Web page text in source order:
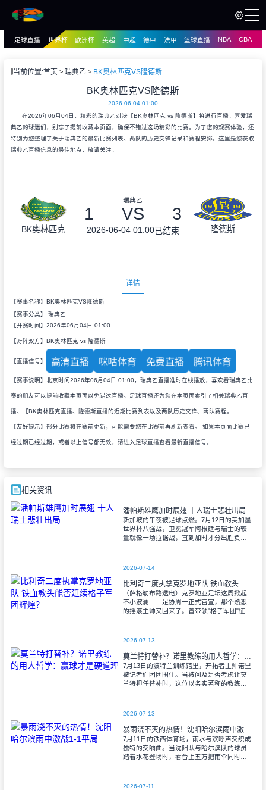
播
足球直播 世界杯 欧洲杯 英超 中超 德甲 法甲 篮球直播 NBA CBA
当前位置:首页 瑞典乙 BK奥林匹克VS隆德斯
BK奥林匹克VS隆德斯
2026-06-04 01:00
在2026年06月04日，精彩的瑞典乙对决【BK奥林匹克 vs 隆德斯】将进行直播。喜爱瑞
典乙的球迷们，别忘了提前收藏本页面，确保不错过这场精彩的比赛。为了您的观赛体验，还
特别为您整理了关于瑞典乙的最新比赛列表、两队的历史交锋记录和赛程安排。这里是您获取
瑞典乙直播信息的最佳地点，敬请关注。
BK奥林匹克
瑞典乙
1 VS 3
2026-06-04 01:00已结束 隆德斯
详情
【赛事名称】BK奥林匹克VS隆德斯
【赛事分类】 瑞典乙
【开赛时间】2026年06月04日 01:00
【对阵双方】BK奥林匹克 vs 隆德斯
【直播信号】 高清直播 咪咕体育 免费直播 腾讯体育
【赛事说明】北京时间2026年06月04日 01:00，瑞典乙直播准时在线播放，喜欢看瑞典乙比
赛的朋友可以提前收藏本页面以免错过直播。足球直播还为您在本页面索引了相关瑞典乙直
播、【BK奥林匹克直播、隆德斯直播的近期比赛列表以及两队历史交锋、两队赛程。
【友好提示】部分比赛将在赛前更新，可能需要您在比赛前再刷新查看。 如果本页面比赛已
经过期已经过期，或者以上信号都无效，请进入足球直播查看最新直播信号。
相关资讯
潘帕斯雄鹰加时展翅 十人瑞士悲壮出局
新加坡的午夜被足球点燃。7月12日的美加墨
世界杯八强战，卫冕冠军阿根廷与瑞士的较
量就像一场拉锯战，直到加时才分出胜负。
2026-07-14
比利奇二度执掌克罗地亚队 铁血教头能否延续格子军团辉煌？
（萨格勒布路透电）克罗地亚足坛这周掀起
不小波澜——足协周一正式官宣，那个熟悉
的摇滚主帅又回来了。曾带领"格子军团"征战
2026-07-13
莫兰特打替补？诺里教练的用人哲学：赢球才是硬道理
7月13日的波特兰训练馆里，开拓者主帅诺里
被记者们团团围住。当被问及是否考虑让莫
兰特担任替补时，这位以务实著称的教练露
2026-07-13
暴雨浇不灭的热情！沈阳哈尔滨雨中激战1-1平局
7月11日的铁西体育场，雨水与欢呼声交织成
独特的交响曲。当沈阳队与哈尔滨队的球员
踏着水花登场时，看台上五万把雨伞同时收
2026-07-11